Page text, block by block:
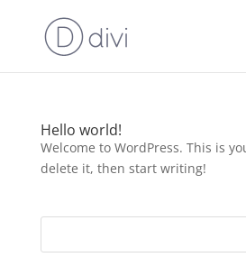
Hello world!
Welcome to WordPress. This is
delete it, then start writing!